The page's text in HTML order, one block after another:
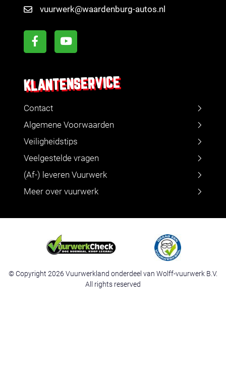
vuurwerk@waardenburg-autos.nl
KLANTENSERVICE
Contact
Algemene Voorwaarden
Veiligheidstips
Veelgestelde vragen
(Af-) leveren Vuurwerk
Meer over vuurwerk
© Copyright 2026 Vuurwerkland onderdeel van Wolff-vuurwerk B.V.
All rights reserved